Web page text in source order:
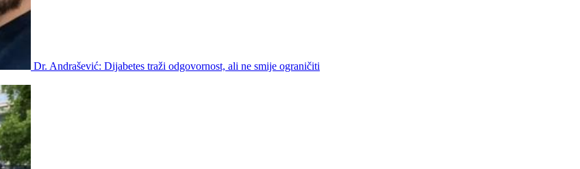
Dr. Andrašević: Dijabetes traži odgovornost, ali ne smije ograničiti